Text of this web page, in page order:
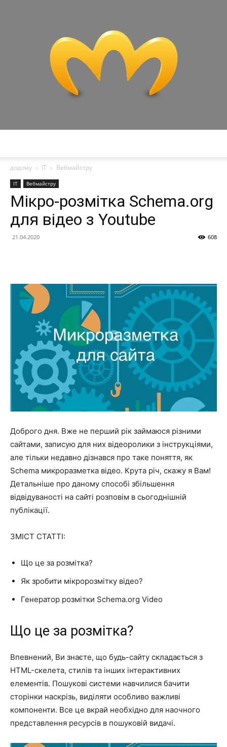
додому
IT Вебмайстру
IT Вебмайстру
Мікро-розмітка Schema.org
для відео з Youtube
21.04.2020 608
Доброго дня. Вже не перший рік займаюся різними
сайтами, записую для них відеоролики з інструкціями,
але тільки недавно дізнався про таке поняття, як
Schema микроразметка відео. Крута річ, скажу я Вам!
Детальніше про даному способі збільшення
відвідуваності на сайті розповім в сьогоднішній
публікації.
ЗМІСТ СТАТТІ:
Що це за розмітка?
Як зробити мікророзмітку відео?
Генератор розмітки Schema.org Video
Що це за розмітка?
Впевнений, Ви знаєте, що будь-сайту складається з
HTML-скелета, стилів та інших інтерактивних
елементів. Пошукові системи навчилися бачити
сторінки наскрізь, виділяти особливо важливі
компоненти. Все це вкрай необхідно для наочного
представлення ресурсів в пошуковій видачі.